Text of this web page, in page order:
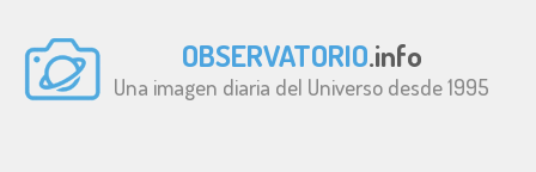
OBSERVATORIO.info
Una imagen diaria del Universo desde 1995